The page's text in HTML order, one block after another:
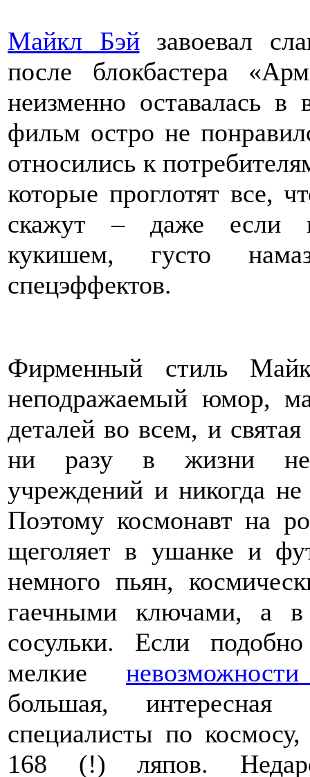
Майкл Бэйзавоевал
после блокбастера
неизменно оставалась
фильм остро не
относились к
которые проглотят все,
скажут – даже если
кукишем, густо
спецэффектов.
Фирменный стиль
неподражаемый юмор,
деталей во всем, и
ни разу в жизни не
учреждений и никогда
Поэтому космонавт на
щеголяет в ушанке и
немного пьян,
гаечными ключами, а в
сосульки. Если
мелкие
большая, интересная
специалисты по
168 (!) ляпов.